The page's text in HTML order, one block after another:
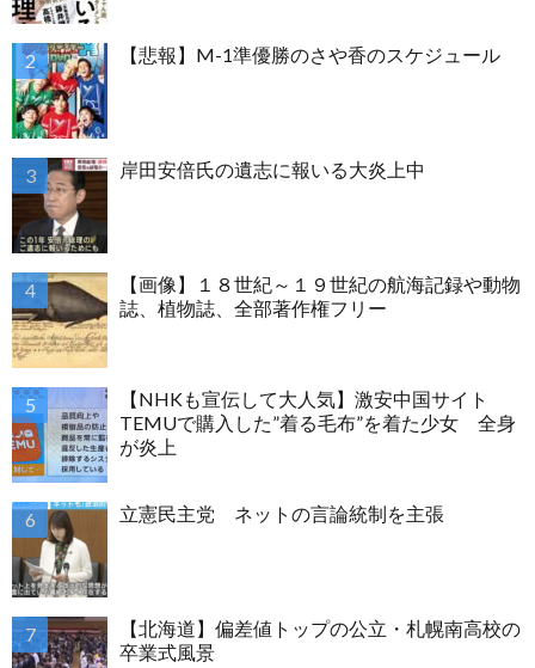
【悲報】M-1準優勝のさや香のスケジュール
岸田安倍氏の遺志に報いる大炎上中
【画像】１８世紀～１９世紀の航海記録や動物
誌、植物誌、全部著作権フリー
【NHKも宣伝して大人気】激安中国サイト
TEMUで購入した”着る毛布”を着た少女 全身
が炎上
立憲民主党 ネットの言論統制を主張
【北海道】偏差値トップの公立・札幌南高校の
卒業式風景